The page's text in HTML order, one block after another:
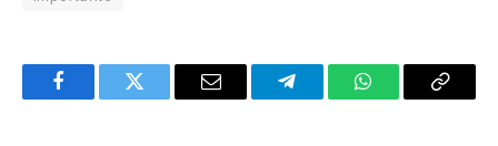
FacebookTwitter Email TelegramWhatsAppCopy